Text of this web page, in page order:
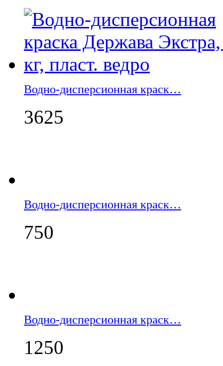
Водно-дисперсионная краск…
3625
Водно-дисперсионная краск…
750
Водно-дисперсионная краск…
1250